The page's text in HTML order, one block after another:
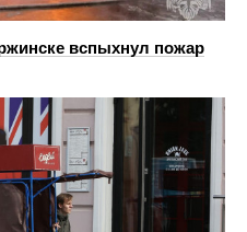
вспыхнул пожар